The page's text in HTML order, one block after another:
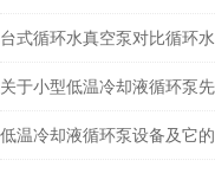
低温冷却液循环泵设备及它